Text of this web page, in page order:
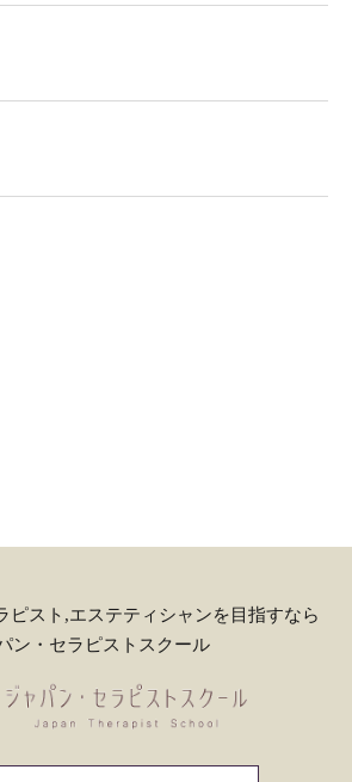
ピスト,エステティシャンを目指すなら
ン・セラピストスクール